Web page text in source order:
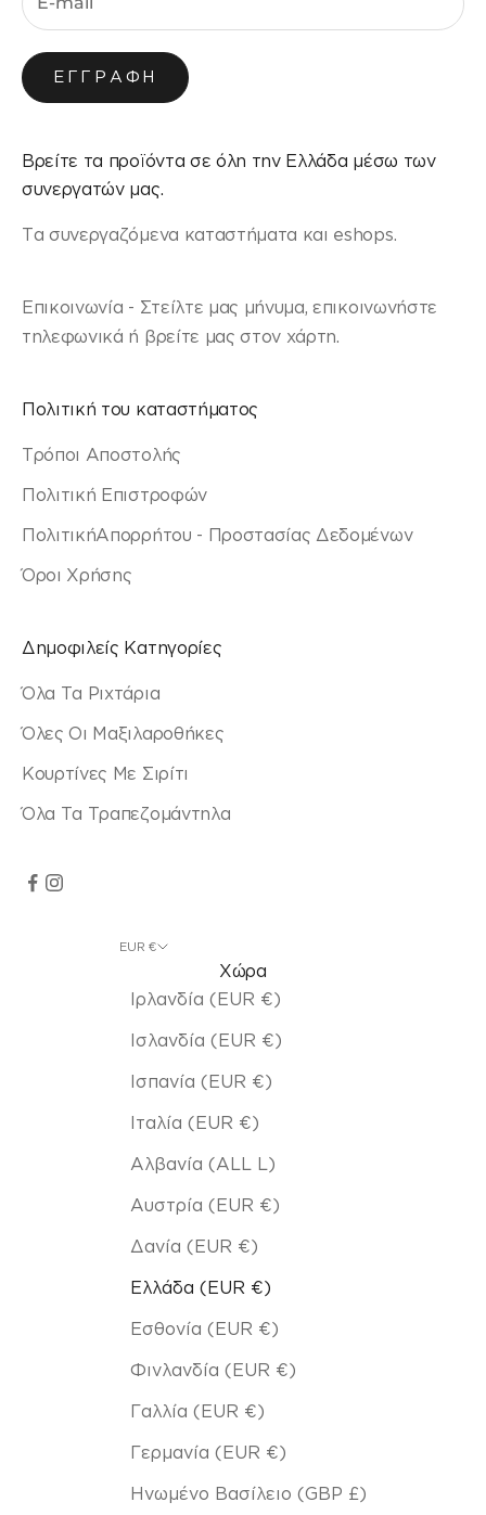
ΕΓΓΡΑΦΉ
Βρείτε τα προϊόντα σε όλη την Ελλάδα μέσω των
συνεργατών μας.
Τα συνεργαζόμενα καταστήματα και eshops.
Επικοινωνία - Στείλτε μας μήνυμα, επικοινωνήστε
τηλεφωνικά ή βρείτε μας στον χάρτη.
Πολιτική του καταστήματος
Τρόποι Αποστολής
Πολιτική Επιστροφών
ΠολιτικήΑπορρήτου - Προστασίας Δεδομένων
Όροι Χρήσης
Δημοφιλείς Κατηγορίες
Όλα Τα Ριχτάρια
Όλες Οι Μαξιλαροθήκες
Κουρτίνες Με Σιρίτι
Όλα Τα Τραπεζομάντηλα
EUR €
Χώρα
Ιρλανδία (EUR €)
Ισλανδία (EUR €)
Ισπανία (EUR €)
Ιταλία (EUR €)
Αλβανία (ALL L)
Αυστρία (EUR €)
Δανία (EUR €)
Ελλάδα (EUR €)
Εσθονία (EUR €)
Φινλανδία (EUR €)
Γαλλία (EUR €)
Γερμανία (EUR €)
Ηνωμένο Βασίλειο (GBP £)